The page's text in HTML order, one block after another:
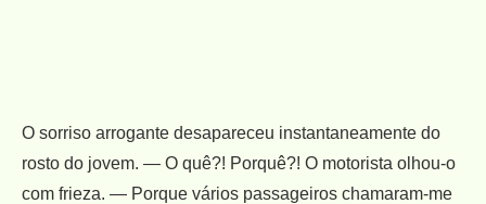
O sorriso arrogante desapareceu instantaneamente do
rosto do jovem. — O quê?! Porquê?! O motorista olhou-o
com frieza. — Porque vários passageiros chamaram-me